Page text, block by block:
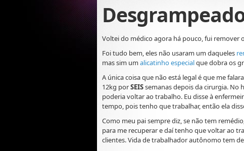
Voltei do médico agora há pouco, fui remover
Foi tudo bem, eles não usaram um daqueles
mas sim um alicatinho especialque dobra os
A única coisa que não está legal é que me
12kg porSEISsemanas depois da cirurgia. No
poderia voltar ao trabalho. Eu disse à
tempo, pois tenho que trabalhar, então ela
Como meu pai sempre diz, se não tem
para me recuperar e daí tenho que voltar ao
clientes. Vida de trabalhador autônomo tem